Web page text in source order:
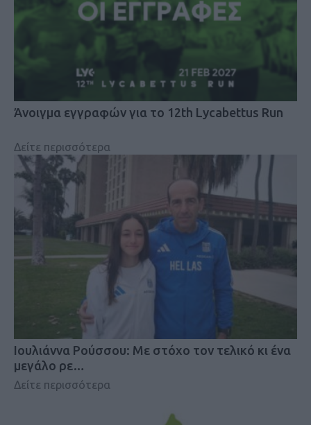
Άνοιγμα εγγραφών για το 12th Lycabettus Run
Δείτε περισσότερα
Iουλιάννα Ρούσσου: Με στόχο τον τελικό κι ένα
μεγάλο ρε…
Δείτε περισσότερα